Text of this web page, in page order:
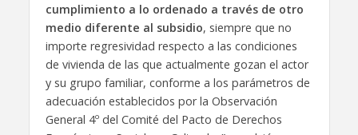
cumplimiento a lo ordenado a través de otro
medio diferente al subsidio, siempre que no
importe regresividad respecto a las condiciones
de vivienda de las que actualmente gozan el actor
y su grupo familiar, conforme a los parámetros de
adecuación establecidos por la Observación
General 4º del Comité del Pacto de Derechos